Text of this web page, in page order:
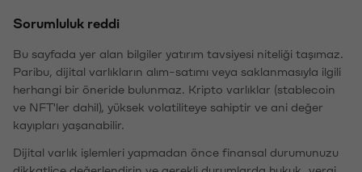
Sorumluluk reddi
Bu sayfada yer alan bilgiler yatırım tavsiyesi niteliği taşımaz.
Paribu, dijital varlıkların alım-satımı veya saklanmasıyla ilgili
herhangi bir öneride bulunmaz. Kripto varlıklar (stablecoin
ve NFT'ler dahil), yüksek volatiliteye sahiptir ve ani değer
kayıpları yaşanabilir.
Dijital varlık işlemleri yapmadan önce finansal durumunuzu